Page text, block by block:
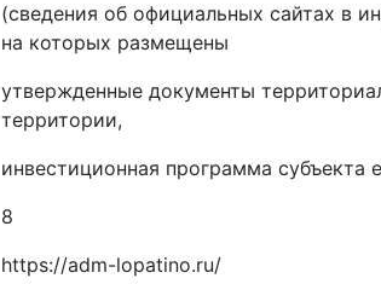
(сведения об официальных сайтах в
на которых размещены
утвержденные документы
территории,
инвестиционная программа субъекта
8
https://adm-lopatino.ru/